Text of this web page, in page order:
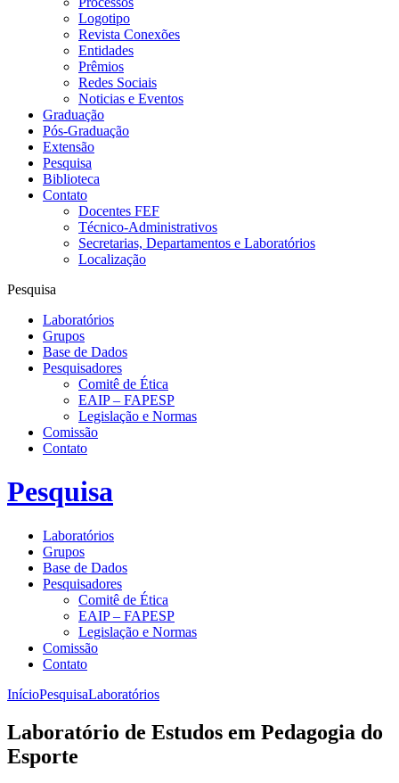
Logotipo
Revista Conexões
Entidades
Prêmios
Redes Sociais
Noticias e Eventos
Graduação
Pós-Graduação
Extensão
Pesquisa
Biblioteca
Contato
Docentes FEF
Técnico-Administrativos
Secretarias, Departamentos e Laboratórios
Localização
Pesquisa
Laboratórios
Grupos
Base de Dados
Pesquisadores
Comitê de Ética
EAIP – FAPESP
Legislação e Normas
Comissão
Contato
Pesquisa
Laboratórios
Grupos
Base de Dados
Pesquisadores
Comitê de Ética
EAIP – FAPESP
Legislação e Normas
Comissão
Contato
InícioPesquisaLaboratórios
Laboratório de Estudos em Pedagogia do
Esporte